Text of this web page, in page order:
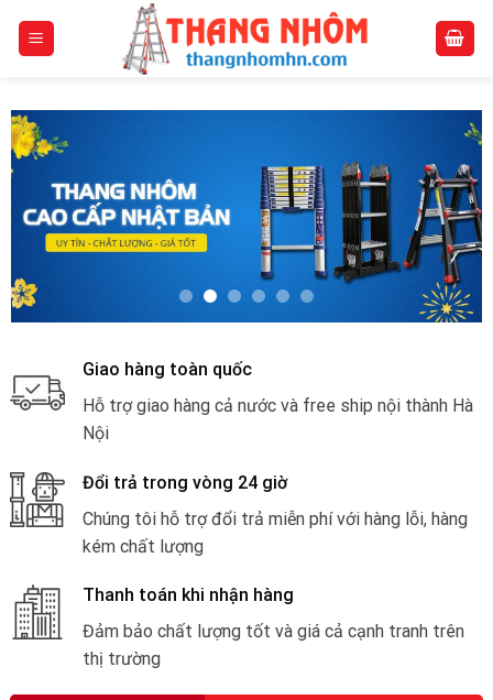
Giao hàng toàn quốc
Hỗ trợ giao hàng cả nước và free ship nội thành Hà
Nội
Đổi trả trong vòng 24 giờ
Chúng tôi hỗ trợ đổi trả miễn phí với hàng lỗi, hàng
kém chất lượng
Thanh toán khi nhận hàng
Đảm bảo chất lượng tốt và giá cả cạnh tranh trên
thị trường